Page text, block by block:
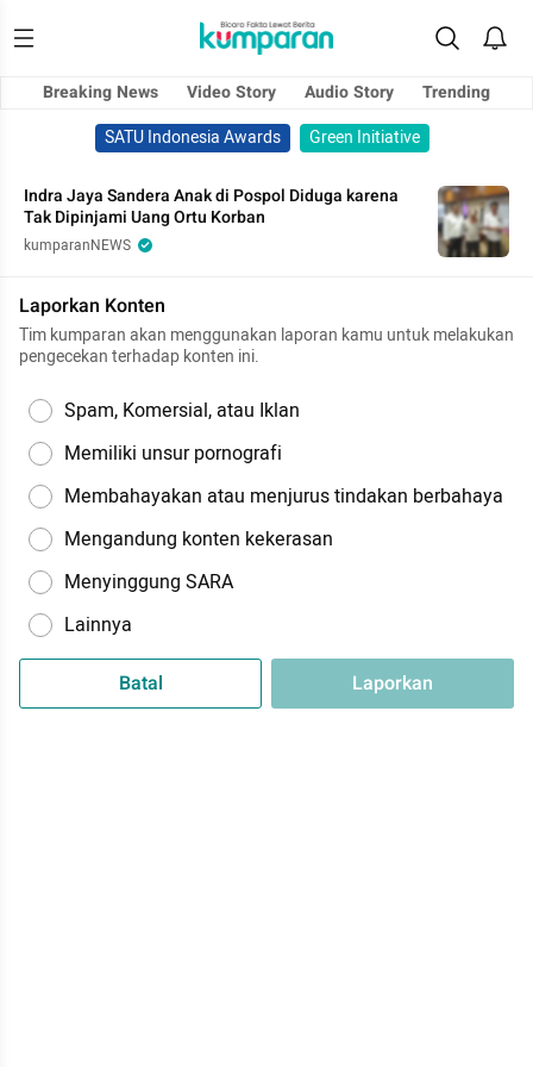
Breaking News Video Story Audio Story
Trending
SATU Indonesia Awards
Green Initiative
Indra Jaya Sandera Anak di Pospol Diduga karena
Tak Dipinjami Uang Ortu Korban
kumparanNEWS
Laporkan Konten
Tim kumparan akan menggunakan laporan kamu untuk melakukan
pengecekan terhadap konten ini.
Spam, Komersial, atau Iklan
Memiliki unsur pornografi
Membahayakan atau menjurus tindakan berbahaya
Mengandung konten kekerasan
Menyinggung SARA
Lainnya
Batal Laporkan